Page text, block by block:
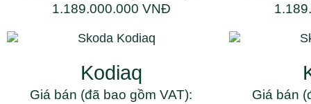
1.189.000.000 VNĐ
Kodiaq
Giá bán (đã bao gồm VAT):
Giá bán